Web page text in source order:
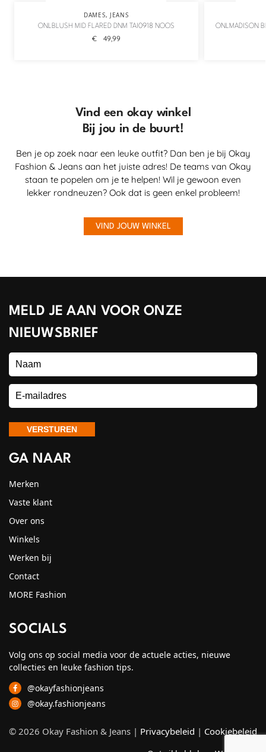
DAMES, JEANS
ONLBLUSH MID FLARED DNM TAI0918 NOOS
€ 49,99
ONLMADISON
Vind een okay winkel
Bij jou in de buurt!
Ben je op zoek naar een leuke outfit? Dan ben je bij Okay
Fashion & Jeans aan het juiste adres! De teams van Okay
staan te popelen om je te helpen! Wil je gewoon even
lekker rondneuzen? Ook dat is geen enkel probleem!
VIND JOUW WINKEL
MELD JE AAN VOOR ONZE
NIEUWSBRIEF
GA NAAR
Merken
Vaste klant
Over ons
Winkels
Werken bij
Contact
MORE Fashion
SOCIALS
Volg ons op social media voor de actuele acties, nieuwe
collecties en leuke fashion tips.
@okayfashionjeans
@okay.fashionjeans
© 2026 Okay Fashion & Jeans | Privacybeleid | Cookiebeleid